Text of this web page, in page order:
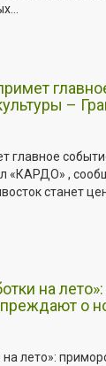
–
главное
«КАРДО» ,
станет
на
о
лето»: